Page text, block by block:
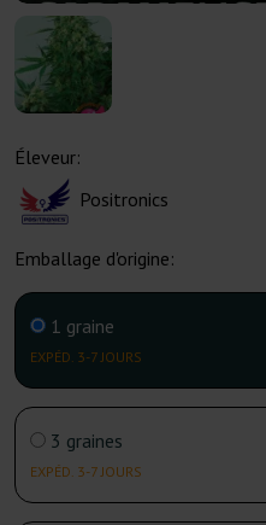
Éleveur:
Positronics
Emballage d'origine:
1 graine
EXPÉD. 3-7 JOURS
3 graines
EXPÉD. 3-7 JOURS